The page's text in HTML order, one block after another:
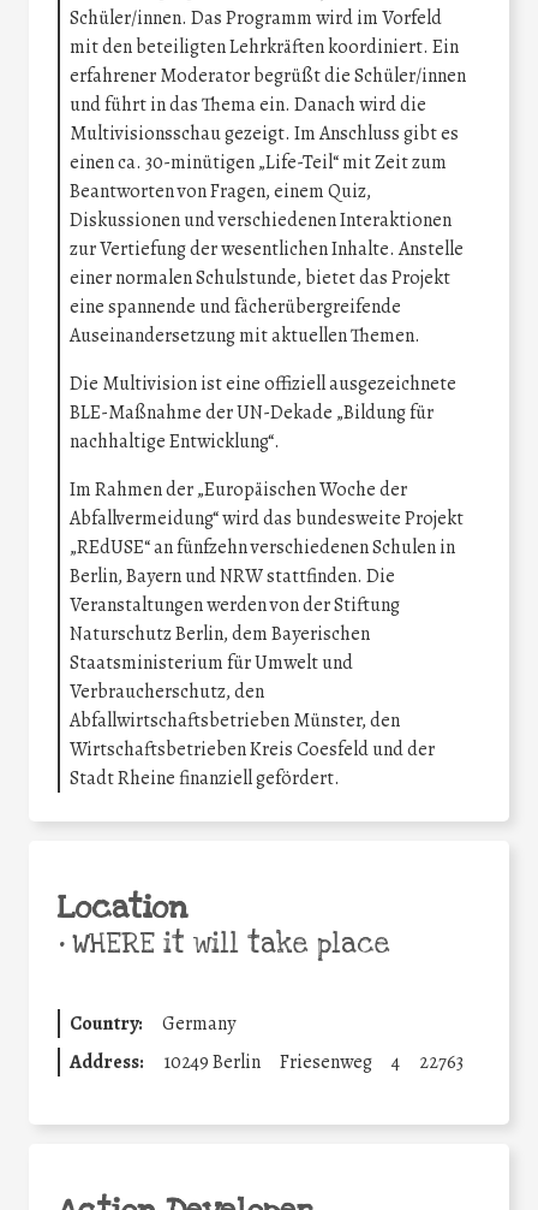
Schüler/innen. Das Programm wird im Vorfeld
mit den beteiligten Lehrkräften koordiniert. Ein
erfahrener Moderator begrüßt die Schüler/innen
und führt in das Thema ein. Danach wird die
Multivisionsschau gezeigt. Im Anschluss gibt es
einen ca. 30-minütigen „Life-Teil“ mit Zeit zum
Beantworten von Fragen, einem Quiz,
Diskussionen und verschiedenen Interaktionen
zur Vertiefung der wesentlichen Inhalte. Anstelle
einer normalen Schulstunde, bietet das Projekt
eine spannende und fächerübergreifende
Auseinandersetzung mit aktuellen Themen.
Die Multivision ist eine offiziell ausgezeichnete
BLE-Maßnahme der UN-Dekade „Bildung für
nachhaltige Entwicklung“.
Im Rahmen der „Europäischen Woche der
Abfallvermeidung“ wird das bundesweite Projekt
„REdUSE“ an fünfzehn verschiedenen Schulen in
Berlin, Bayern und NRW stattfinden. Die
Veranstaltungen werden von der Stiftung
Naturschutz Berlin, dem Bayerischen
Staatsministerium für Umwelt und
Verbraucherschutz, den
Abfallwirtschaftsbetrieben Münster, den
Wirtschaftsbetrieben Kreis Coesfeld und der
Stadt Rheine finanziell gefördert.
Location
•WHERE it will take place
Country:
Germany
Address:
10249 Berlin Friesenweg 4 22763